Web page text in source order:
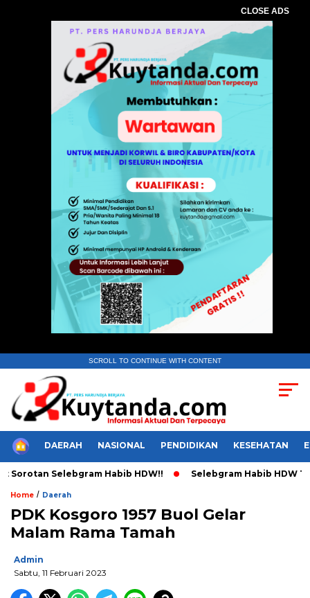
CLOSE ADS
SCROLL TO CONTINUE WITH CONTENT
HOMEDAERAH NASIONAL PENDIDIKAN KESEHATAN
Selebgram Habib HDW!! Selebgram Habib HDW
Home / Daerah
PDK Kosgoro 1957 Buol Gelar
Malam Rama Tamah
Admin
Sabtu, 11 Februari 2023